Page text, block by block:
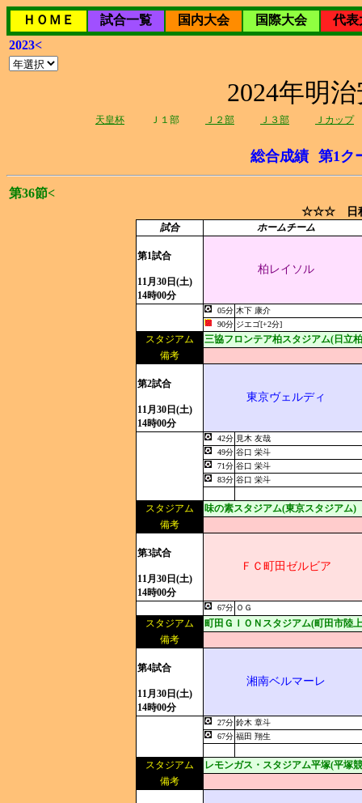
ＨＯＭＥ 試合一覧 国内大会 国際大会
代表
2023<
2024年明
天皇杯 Ｊ１部 Ｊ２部 Ｊ３部 Ｊカップ
総合成績 第1ク
第36節<
☆☆☆ 日
試合 ホームチーム
第1試合
11月30日(土)
14時00分
柏レイソル
05分 木下 康介
90分 ジエゴ[+2分]
スタジアム
三協フロンテア柏スタジアム(日立
備考
第2試合
11月30日(土)
14時00分
東京ヴェルディ
42分 見木 友哉
49分 谷口 栄斗
71分 谷口 栄斗
83分 谷口 栄斗
スタジアム
味の素スタジアム(東京スタジアム)
備考
第3試合
11月30日(土)
14時00分
ＦＣ町田ゼルビア
67分 ＯＧ
スタジアム
町田ＧＩＯＮスタジアム(町田市陸
備考
第4試合
11月30日(土)
14時00分
湘南ベルマーレ
27分 鈴木 章斗
67分 福田 翔生
スタジアム
レモンガス・スタジアム平塚(平塚
備考